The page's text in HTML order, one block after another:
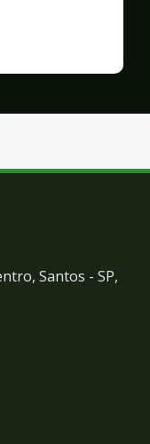
Santos - SP,